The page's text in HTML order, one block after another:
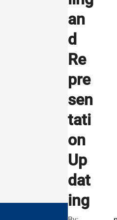
an
d
Re
pre
sen
tati
on
Up
dat
ing